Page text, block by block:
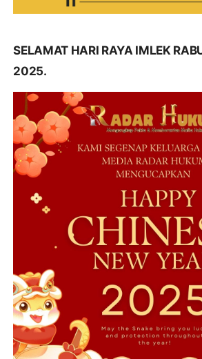
SELAMAT HARI RAYA IMLEK
2025.